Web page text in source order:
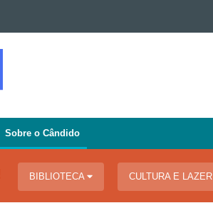
Sobre o Cândido
BIBLIOTECA CULTURA E LAZER